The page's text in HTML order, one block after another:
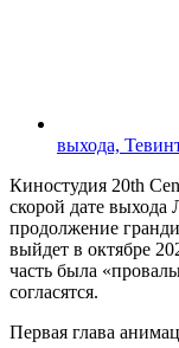
выхода,
Киностудия 20th
скорой дате
продолжение
выйдет в октябре
часть была
согласятся.
Первая глава